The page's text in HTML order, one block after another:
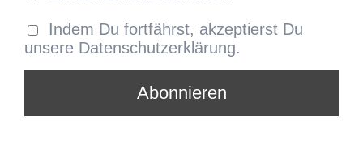
Indem Du fortfährst, akzeptierst Du
unsere Datenschutzerklärung.